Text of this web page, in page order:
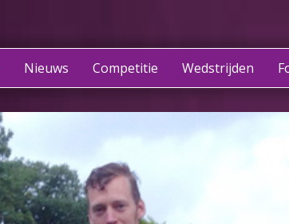
Nieuws Competitie Wedstrijden